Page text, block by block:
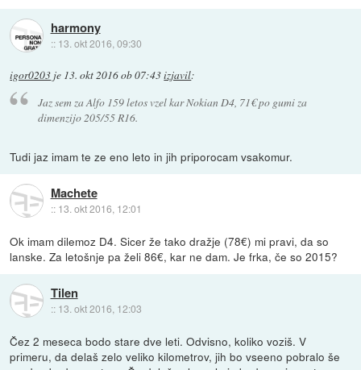
harmony
:: 13. okt 2016, 09:30
igor0203 je 13. okt 2016 ob 07:43izjavil:
Jaz sem za Alfo 159 letos vzel kar Nokian D4, 71€ po gumi za
dimenzijo 205/55 R16.
Tudi jaz imam te ze eno leto in jih priporocam vsakomur.
Machete
:: 13. okt 2016, 12:01
Ok imam dilemoz D4. Sicer že tako dražje (78€) mi pravi, da so
lanske. Za letošnje pa želi 86€, kar ne dam. Je frka, če so 2015?
Tilen
:: 13. okt 2016, 12:03
Čez 2 meseca bodo stare dve leti. Odvisno, koliko voziš. V
primeru, da delaš zelo veliko kilometrov, jih bo vseeno pobralo še